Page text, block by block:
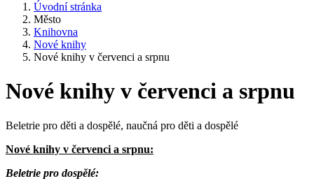
Úvodní stránka
Město
Knihovna
Nové knihy
Nové knihy v červenci a srpnu
Nové knihy v červenci a srpnu
Beletrie pro děti a dospělé, naučná pro děti a dospělé
Nové knihy v červenci a srpnu:
Beletrie pro dospělé: